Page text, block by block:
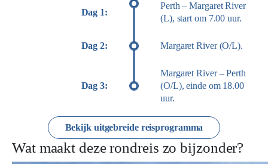
Dag 1:
Perth – Margaret River
(L), start om 7.00 uur.
Dag 2: Margaret River (O/L).
Dag 3:
Margaret River – Perth
(O/L), einde om 18.00
uur.
Bekijk uitgebreide reisprogramma
Wat maakt deze rondreis zo bijzonder?